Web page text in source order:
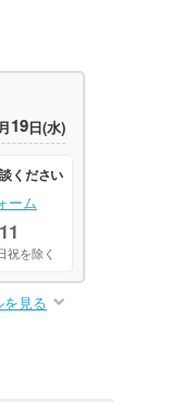
月19日(水)
ください
ーム
祝を除く
見る